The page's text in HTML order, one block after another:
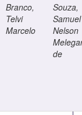
Branco,
Telvi
Marcelo
Souza,
Samuel
Nelson
de